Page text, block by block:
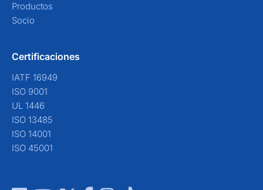
Productos
Socio
Certificaciones
IATF 16949
ISO 9001
UL 1446
ISO 13485
ISO 14001
ISO 45001